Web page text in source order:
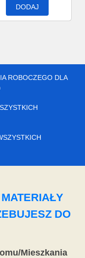
DODAJ
ROBOCZEGO DLA
DO
Mieszkania